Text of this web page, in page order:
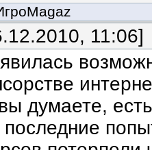
11:06]
думаете,